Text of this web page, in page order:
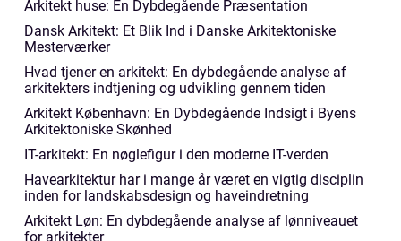
Arkitekt huse: En Dybdegående Præsentation
Dansk Arkitekt: Et Blik Ind i Danske Arkitektoniske
Mesterværker
Hvad tjener en arkitekt: En dybdegående analyse af
arkitekters indtjening og udvikling gennem tiden
Arkitekt København: En Dybdegående Indsigt i Byens
Arkitektoniske Skønhed
IT-arkitekt: En nøglefigur i den moderne IT-verden
Havearkitektur har i mange år været en vigtig disciplin
inden for landskabsdesign og haveindretning
Arkitekt Løn: En dybdegående analyse af lønniveauet
for arkitekter